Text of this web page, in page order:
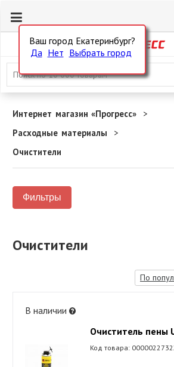
Ваш город Екатеринбург?
Да Нет Выбрать город
Интернет магазин «Прогресс»
Расходные материалы
Очистители
Фильтры
Очистители
По
В наличии
Очиститель пены
Код товара: